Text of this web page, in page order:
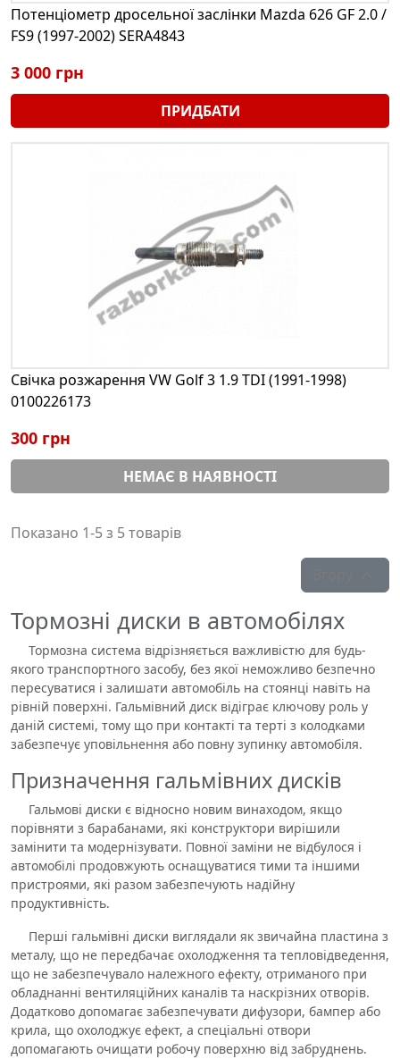
Потенціометр дросельної заслінки Mazda 626 GF 2.0 /
FS9 (1997-2002) SERA4843
3 000 грн
ПРИДБАТИ
Свічка розжарення VW Golf 3 1.9 TDI (1991-1998)
0100226173
300 грн
НЕМАЄ В НАЯВНОСТІ
Показано 1-5 з 5 товарів
Тормозні диски в автомобілях
Тормозна система відрізняється важливістю для будь-
якого транспортного засобу, без якої неможливо безпечно
пересуватися і залишати автомобіль на стоянці навіть на
рівній поверхні. Гальмівний диск відіграє ключову роль у
даній системі, тому що при контакті та терті з колодками
забезпечує уповільнення або повну зупинку автомобіля.
Призначення гальмівних дисків
Гальмові диски є відносно новим винаходом, якщо
порівняти з барабанами, які конструктори вирішили
замінити та модернізувати. Повної заміни не відбулося і
автомобілі продовжують оснащуватися тими та іншими
пристроями, які разом забезпечують надійну
продуктивність.
Перші гальмівні диски виглядали як звичайна пластина з
металу, що не передбачає охолодження та тепловідведення,
що не забезпечувало належного ефекту, отриманого при
обладнанні вентиляційних каналів та наскрізних отворів.
Додатково допомагає забезпечувати дифузори, бампер або
крила, що охолоджує ефект, а спеціальні отвори
допомагають очищати робочу поверхню від забруднень.